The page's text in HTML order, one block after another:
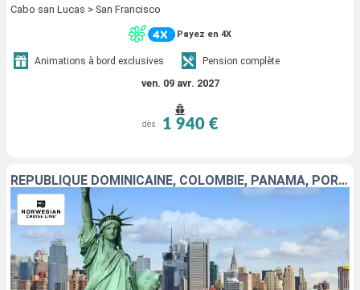
Cabo san Lucas > San Francisco
Payez en 4X
Animations à bord exclusives Pension complète
ven. 09 avr. 2027
dès 1 940 €
RÉPUBLIQUE DOMINICAINE, COLOMBIE, PANAMA, PORTO RICO, GUATEMALA, MEXIQUE, ÉTATS-UNIS, CANADA